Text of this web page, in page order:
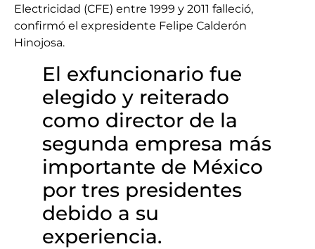
Electricidad (CFE) entre 1999 y 2011 falleció,
confirmó el expresidente Felipe Calderón
Hinojosa.
El exfuncionario fue
elegido y reiterado
como director de la
segunda empresa más
importante de México
por tres presidentes
debido a su
experiencia.